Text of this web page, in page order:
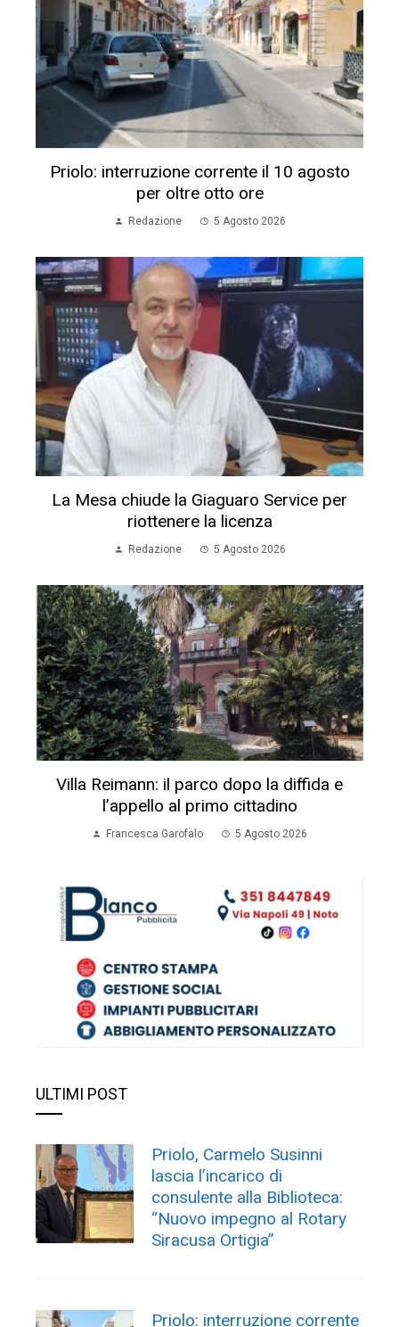
Priolo: interruzione corrente il 10 agosto
per oltre otto ore
Redazione 5 Agosto 2026
La Mesa chiude la Giaguaro Service per
riottenere la licenza
Redazione 5 Agosto 2026
Villa Reimann: il parco dopo la diffida e
l’appello al primo cittadino
Francesca Garofalo 5 Agosto 2026
ULTIMI POST
Priolo, Carmelo Susinni
lascia l’incarico di
consulente alla Biblioteca:
“Nuovo impegno al Rotary
Siracusa Ortigia”
Priolo: interruzione corrente